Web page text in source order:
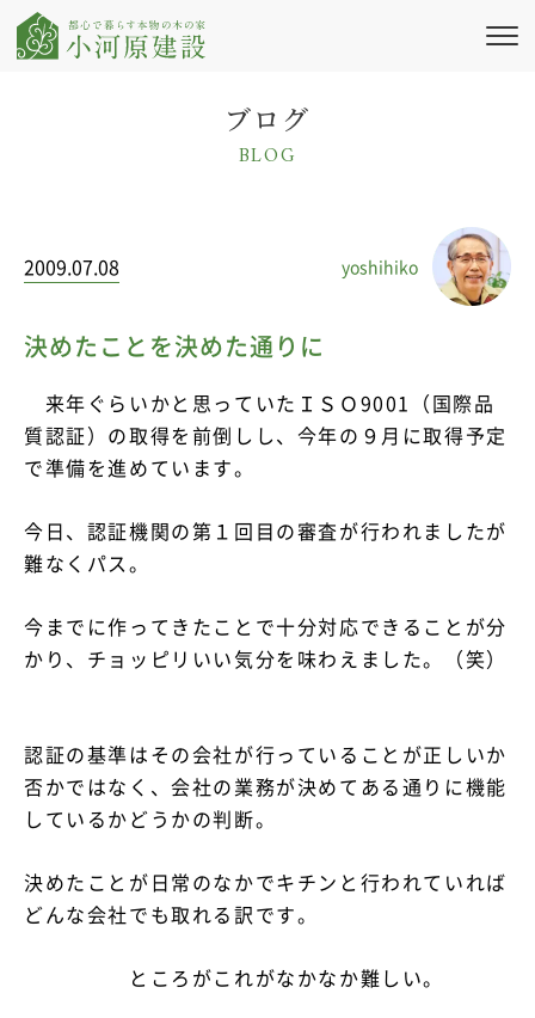
施工実績
ニュース
イベント情報
ブログ
BLOG
2009.07.08 yoshihiko
決めたことを決めた通りに
来年ぐらいかと思っていたＩＳＯ9001（国際品
質認証）の取得を前倒しし、今年の９月に取得予定
で準備を進めています。
今日、認証機関の第１回目の審査が行われましたが
難なくパス。
今までに作ってきたことで十分対応できることが分
かり、チョッピリいい気分を味わえました。（笑）
認証の基準はその会社が行っていることが正しいか
否かではなく、会社の業務が決めてある通りに機能
しているかどうかの判断。
決めたことが日常のなかでキチンと行われていれば
どんな会社でも取れる訳です。
ところがこれがなかなか難しい。